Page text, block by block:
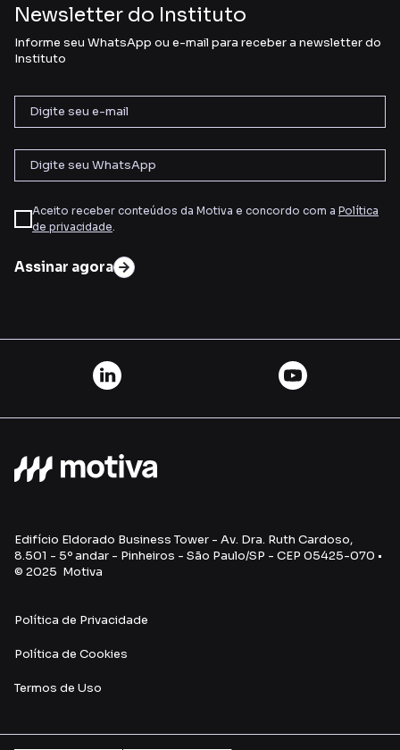
Newsletter do Instituto
Informe seu WhatsApp ou e-mail para receber a newsletter do
Instituto
Aceito receber conteúdos da Motiva e concordo com a Política
de privacidade.
Assinar agora
Edifício Eldorado Business Tower - Av. Dra. Ruth Cardoso,
8.501 - 5º andar - Pinheiros - São Paulo/SP - CEP 05425-070 •
© 2025 Motiva
Política de Privacidade
Política de Cookies
Termos de Uso